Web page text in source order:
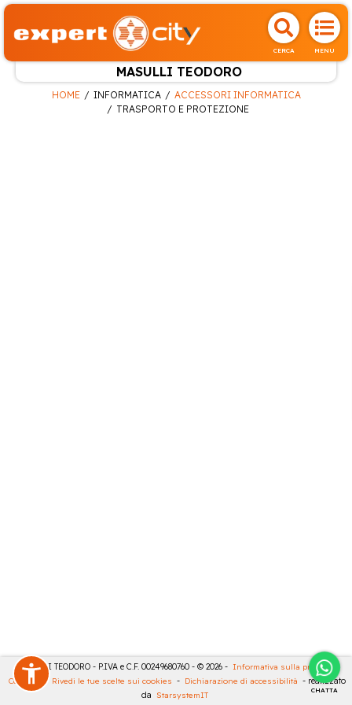
CERCA MENU
MASULLI TEODORO
CHATTA
HOME INFORMATICA
ACCESSORI INFORMATICA
TRASPORTO E PROTEZIONE
MASULLI TEODORO - P.IVA e C.F. 00249680760 - © 2026 - Informativa sulla privacy -
Cookies
- Rivedi le tue scelte sui cookies - Dichiarazione di accessibilità - realizzato
da StarsystemIT